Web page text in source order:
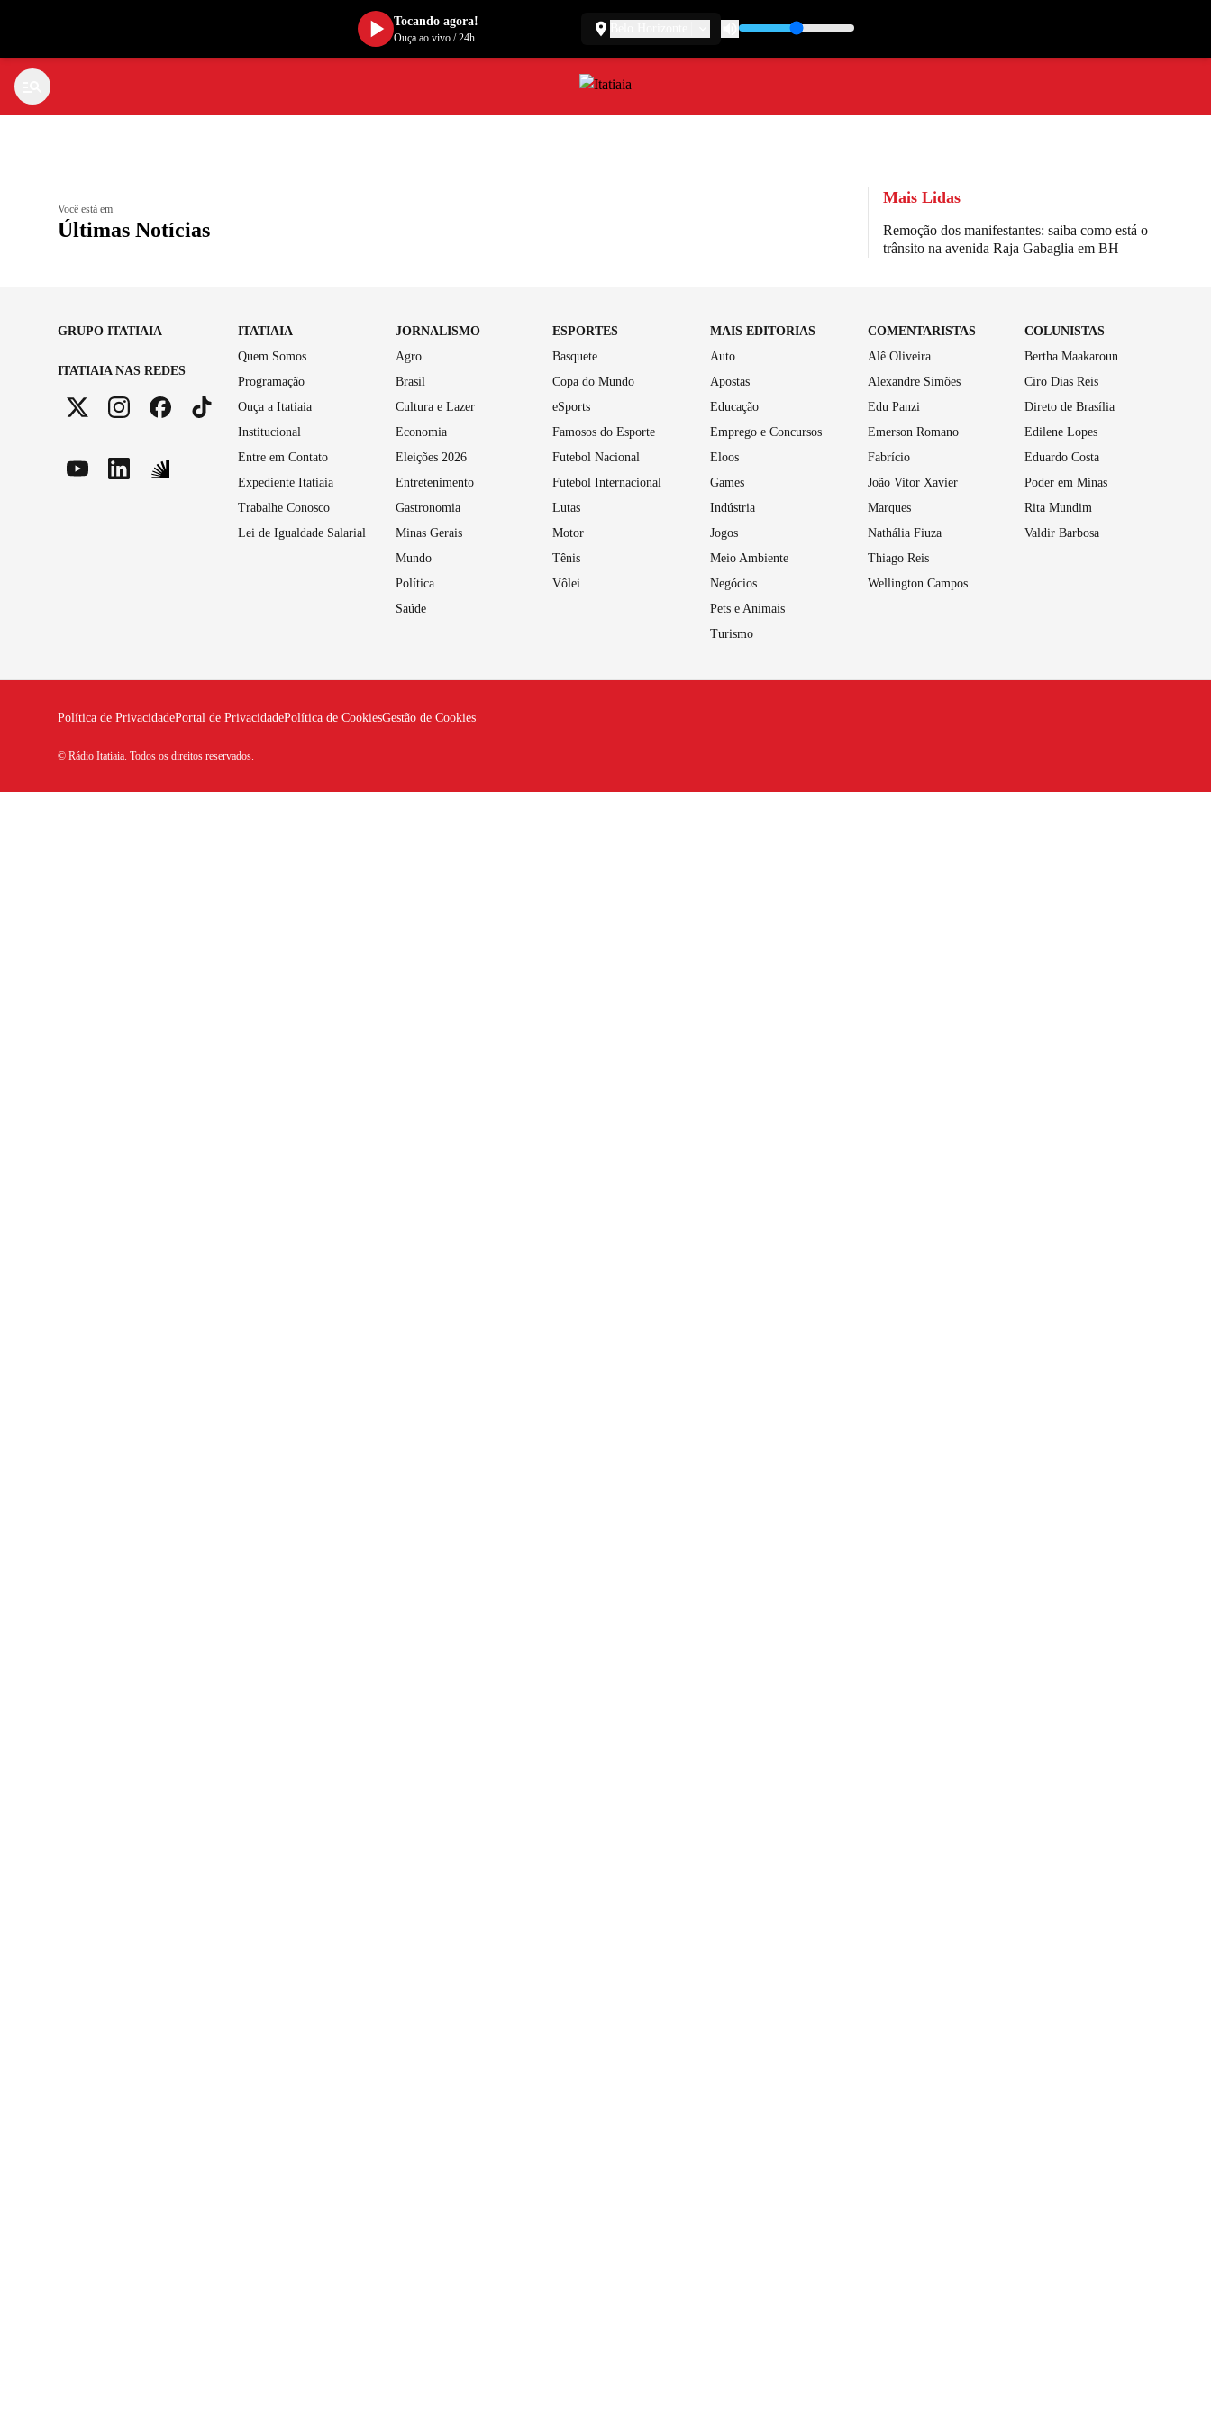
Você está em
Últimas Notícias
Mais Lidas
Remoção dos manifestantes: saiba como está o
trânsito na avenida Raja Gabaglia em BH
GRUPO ITATIAIA
ITATIAIA NAS REDES
ITATIAIA
Quem Somos
Programação
Ouça a Itatiaia
Institucional
Entre em Contato
Expediente Itatiaia
Trabalhe Conosco
Lei de Igualdade Salarial
JORNALISMO
Agro
Brasil
Cultura e Lazer
Economia
Eleições 2026
Entretenimento
Gastronomia
Minas Gerais
Mundo
Política
Saúde
ESPORTES
Basquete
Copa do Mundo
eSports
Famosos do Esporte
Futebol Nacional
Futebol Internacional
Lutas
Motor
Tênis
Vôlei
MAIS EDITORIAS
Auto
Apostas
Educação
Emprego e Concursos
Eloos
Games
Indústria
Jogos
Meio Ambiente
Negócios
Pets e Animais
Turismo
COMENTARISTAS
Alê Oliveira
Alexandre Simões
Edu Panzi
Emerson Romano
Fabrício
João Vitor Xavier
Marques
Nathália Fiuza
Thiago Reis
Wellington Campos
COLUNISTAS
Bertha Maakaroun
Ciro Dias Reis
Direto de Brasília
Edilene Lopes
Eduardo Costa
Poder em Minas
Rita Mundim
Valdir Barbosa
Política de PrivacidadePortal de PrivacidadePolítica de CookiesGestão de Cookies
© Rádio Itatiaia. Todos os direitos reservados.
Tocando agora!
Ouça ao vivo/24h